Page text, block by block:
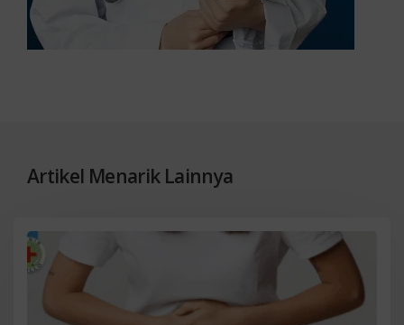
Artikel Menarik Lainnya